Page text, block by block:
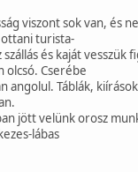
viszont sok van, és
turista-
és kaját vesszük
olcsó. Cserébe
angolul. Táblák,
jött velünk orosz
lábas